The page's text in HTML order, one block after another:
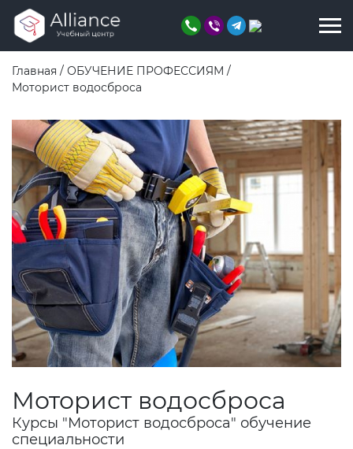
Главная / ОБУЧЕНИЕ ПРОФЕССИЯМ /
Моторист водосброса
Моторист водосброса
Курсы "Моторист водосброса" обучение
специальности